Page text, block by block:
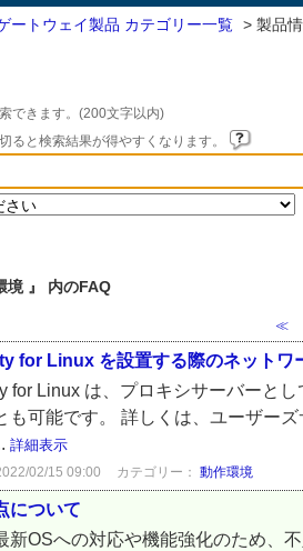
ートウェイ製品 カテゴリー一覧 > 製品
できます。(200文字以内)
ると検索結果が得やすくなります。
境 』 内のFAQ
≪
for Linux を設置する際のネットワ
for Linux は、プロキシサーバーと
も可能です。 詳しくは、ユーザー
詳細表示
02/15 09:00 カテゴリー： 動作環境
について
新OSへの対応や機能強化のため、